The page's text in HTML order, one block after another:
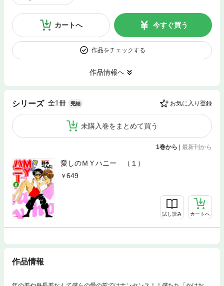
カートへ 今すぐ買う
作品をチェックする
作品情報へ
シリーズ 全1冊 完結 お気に入り登録
未購入巻をまとめて買う
1巻から | 最新刊から
愛しのＭＹハニー （１）
649
試し読み カートへ
作品情報